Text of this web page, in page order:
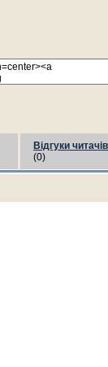
Відгуки читачів
(0)